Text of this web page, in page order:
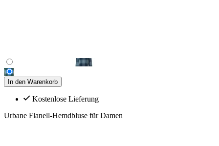
In den Warenkorb
Kostenlose Lieferung
Urbane Flanell-Hemdbluse für Damen